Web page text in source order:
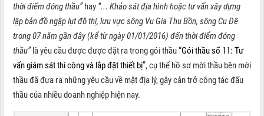
thời điểm đóng thầu”hay “... Khảo sát địa hình hoặc tư vấn xây dựng
lập bản đồ ngập lụt đô thị, lưu vực sông Vu Gia Thu Bồn, sông Cu Đê
trong 07 năm gần đây (kể từ ngày 01/01/2016) đến thời điểm đóng
thầu”là yêu cầu được được đặt ra trong gói thầu “Gói thầu số 11: Tư
vấn giám sát thi công và lắp đặt thiết bị”, cụ thể hồ sơ mời thầu bên mời
thầu đã đưa ra những yêu cầu về mặt địa lý, gây cản trở công tác đấu
thầu của nhiều doanh nghiệp hiện nay.